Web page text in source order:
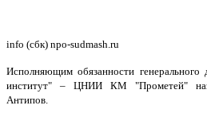
info (сбк) npo-sudmash.ru
Исполняющим обязанности
институт" – ЦНИИ КМ "Прометей"
Антипов.